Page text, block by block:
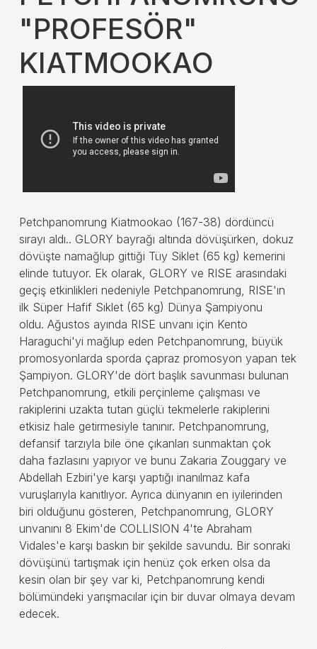
"PROFESÖR"
KIATMOOKAO
Petchpanomrung Kiatmookao (167-38) dördüncü
sırayı aldı.. GLORY bayrağı altında dövüşürken, dokuz
dövüşte namağlup gittiği Tüy Siklet (65 kg) kemerini
elinde tutuyor. Ek olarak, GLORY ve RISE arasındaki
geçiş etkinlikleri nedeniyle Petchpanomrung, RISE'ın
ilk Süper Hafif Sıklet (65 kg) Dünya Şampiyonu
oldu. Ağustos ayında RISE unvanı için Kento
Haraguchi'yi mağlup eden Petchpanomrung, büyük
promosyonlarda sporda çapraz promosyon yapan tek
Şampiyon. GLORY'de dört başlık savunması bulunan
Petchpanomrung, etkili perçinleme çalışması ve
rakiplerini uzakta tutan güçlü tekmelerle rakiplerini
etkisiz hale getirmesiyle tanınır. Petchpanomrung,
defansif tarzıyla bile öne çıkanları sunmaktan çok
daha fazlasını yapıyor ve bunu Zakaria Zouggary ve
Abdellah Ezbiri'ye karşı yaptığı inanılmaz kafa
vuruşlarıyla kanıtlıyor. Ayrıca dünyanın en iyilerinden
biri olduğunu gösteren, Petchpanomrung, GLORY
unvanını 8 Ekim'de COLLISION 4'te Abraham
Vidales'e karşı baskın bir şekilde savundu. Bir sonraki
dövüşünü tartışmak için henüz çok erken olsa da
kesin olan bir şey var ki, Petchpanomrung kendi
bölümündeki yarışmacılar için bir duvar olmaya devam
edecek.